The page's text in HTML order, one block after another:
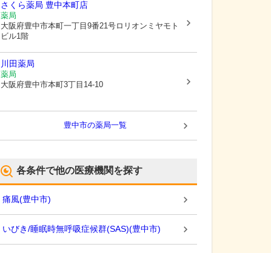
さくら薬局 豊中本町店
薬局
大阪府豊中市本町一丁目9番21号ロリオンミヤモト
ビル1階
川田薬局
薬局
大阪府豊中市本町3丁目14-10
豊中市の薬局一覧
各条件で他の医療機関を探す
痛風(豊中市)
いびき/睡眠時無呼吸症候群(SAS)(豊中市)